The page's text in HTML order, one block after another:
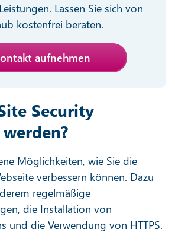
Lassen Sie sich von
kostenfrei beraten.
aufnehmen
Security
Möglichkeiten, wie Sie die
verbessern können. Dazu
regelmäßige
die Installation von
und die Verwendung von HTTPS.